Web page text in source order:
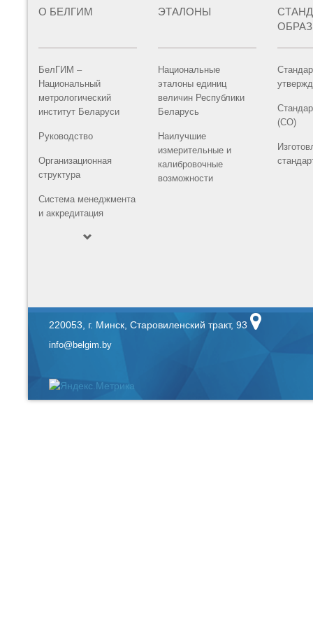
О БЕЛГИМ
БелГИМ –
Национальный
метрологический
институт Беларуси
Руководство
Организационная
структура
Система менеджмента
и аккредитация
ЭТАЛОНЫ
Национальные
эталоны единиц
величин Республики
Беларусь
Наилучшие
измерительные и
калибровочные
возможности
(СО)
220053, г. Минск, Старовиленский тракт, 93
info@belgim.by